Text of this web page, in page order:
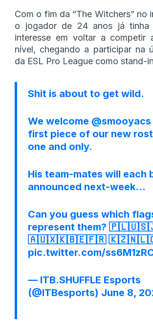
Com o fim da “The Witchers” no
o jogador de 24 anos já tinha
interesse em voltar a competir
nível, chegando a participar na
da ESL Pro League como stand-
Shit is about to get wild.
We welcome @smooyacs
first piece of our new
one and only.
His team-mates will each
announced next-week…
Can you guess which
represent them?
🇦🇺🇽🇰🇧🇪🇫🇷
pic.twitter.com/
— ITB.SHUFFLE Esports
(@ITBesports) June 8,